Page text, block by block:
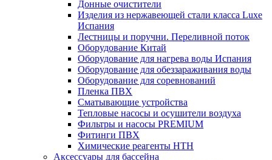
Донные очистители
Изделия из нержавеющей стали класса Luxe
Испания
Лестницы и поручни. Переливной поток
Оборудование Китай
Оборудование для нагрева воды Испания
Оборудование для обеззараживания воды
Оборудование для соревнований
Пленка ПВХ
Сматывающие устройства
Тепловые насосы и осушители воздуха
Фильтры и насосы PREMIUM
Фитинги ПВХ
Химические реагенты HTH
Аксессуары для бассейна